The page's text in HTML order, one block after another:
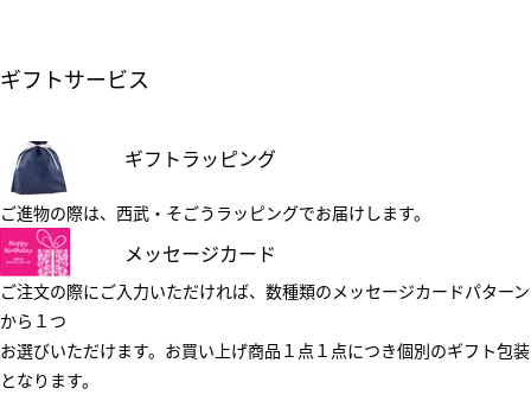
ギフトサービス
ギフトラッピング
ご進物の際は、西武・そごうラッピングでお届けします。
メッセージカード
ご注文の際にご入力いただければ、数種類のメッセージカードパターン
から１つ
お選びいただけます。お買い上げ商品１点１点につき個別のギフト包装
となります。